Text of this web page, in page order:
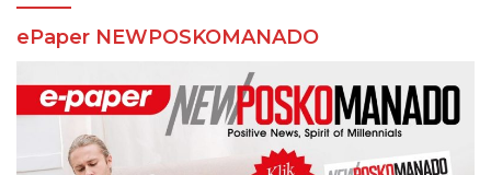
ePaper NEWPOSKOMANADO